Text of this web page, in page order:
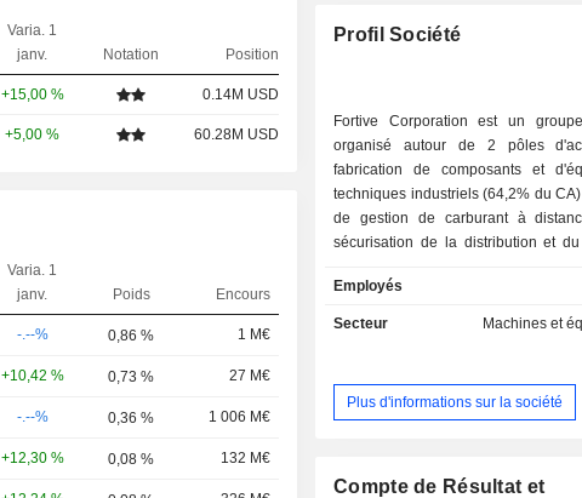
Varia. 1
janv.
Notation Position
+15,00 % 0.14M USD
+5,00 % 60.28M USD
Varia. 1
janv.
Poids Encours
-.--% 0,86 % 1 M€
+10,42 % 0,73 % 27 M€
-.--% 0,36 % 1 006 M€
+12,30 % 0,08 % 132 M€
Profil Société
Fortive Corporation est un
organisé autour de 2 pôles
fabrication de composants et
techniques industriels (64,2% du
de gestion de carburant à
sécurisation de la distribution et du
applications de contrôle de
automatisés, équipements de
équipements pour le service
manufacturière, de la médecine et du
- fabrication d'outils et d'instruments
fonctionnement d'infrastructures
Employés
Secteur
Machines et
Plus d'informations sur la société
Compte de Résultat et